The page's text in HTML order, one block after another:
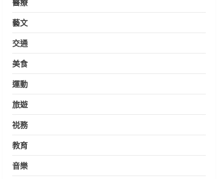
藝文
交通
美食
運動
旅遊
祱務
教育
音樂